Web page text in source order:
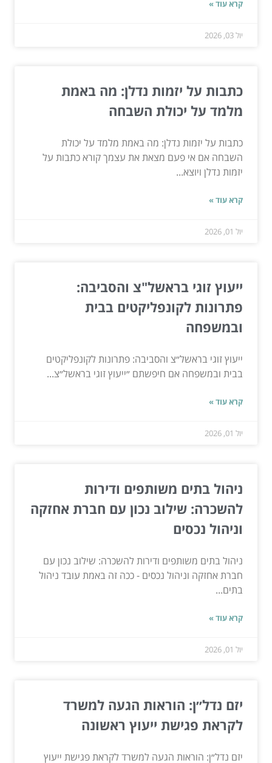
קרא עוד »
יול 03, 2026
כתבות על יזמות נדלן: מה באמת
מלמד על יכולת השבחה
כתבות על יזמות נדלן: מה באמת מלמד על יכולת
השבחה אם אי פעם מצאת את עצמך קורא כתבות על
יזמות נדלן ויוצא...
קרא עוד »
יול 01, 2026
ייעוץ זוגי בראשל"צ והסביבה:
פתרונות לקונפליקטים בבית
ובמשפחה
ייעוץ זוגי בראשל״צ והסביבה: פתרונות לקונפליקטים
בבית ובמשפחה אם חיפשתם ״ייעוץ זוגי בראשל״צ...
קרא עוד »
יול 01, 2026
ניהול בתים משותפים ודירות
להשכרה: שילוב נכון עם חברת אחזקה
וניהול נכסים
ניהול בתים משותפים ודירות להשכרה: שילוב נכון עם
חברת אחזקה וניהול נכסים - ככה זה באמת עובד ניהול
בתים...
קרא עוד »
יול 01, 2026
יזם נדל״ן: הוראות הגעה למשרד
לקראת פגישת ייעוץ ראשונה
יזם נדל״ן: הוראות הגעה למשרד לקראת פגישת ייעוץ